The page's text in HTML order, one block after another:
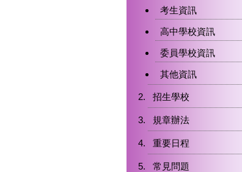
考生資訊
高中學校資訊
委員學校資訊
其他資訊
招生學校
規章辦法
重要日程
常見問題